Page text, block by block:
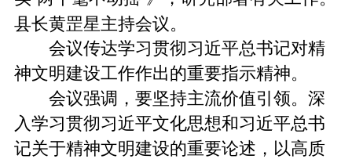
县长黄罡星主持会议。
会议传达学习贯彻习近平总书记对精
神文明建设工作作出的重要指示精神。
会议强调，要坚持主流价值引领。深
入学习贯彻习近平文化思想和习近平总书
记关于精神文明建设的重要论述，以高质